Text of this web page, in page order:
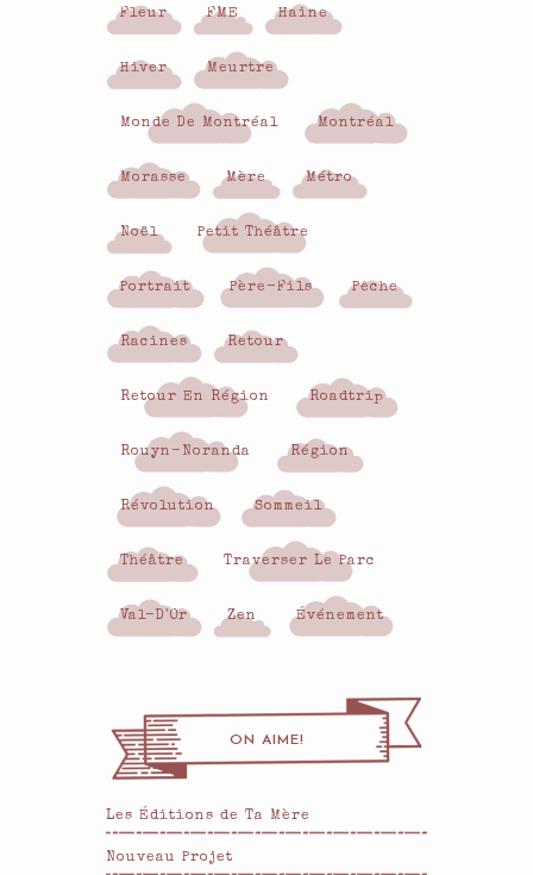
Fleur FME Haine
Hiver Meurtre
Monde De Montréal Montréal
Morasse Mère Métro
Noël Petit Théâtre
Portrait Père-Fils Pêche
Racines Retour
Retour En Région Roadtrip
Rouyn-Noranda Région
Révolution Sommeil
Théâtre Traverser Le Parc
Val-D'Or Zen Événement
ON AIME!
Les Éditions de Ta Mère
Nouveau Projet